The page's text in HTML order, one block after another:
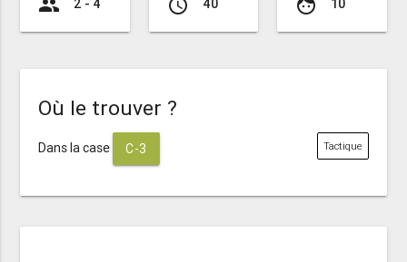
group 2 - 4 access_time 40 face 10
Où le trouver ?
Dans la case C-3 Tactique